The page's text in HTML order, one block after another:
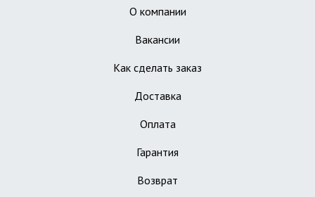
О компании
Вакансии
Как сделать заказ
Доставка
Оплата
Гарантия
Возврат